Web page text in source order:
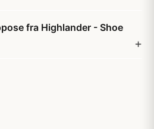
fra Highlander - Shoe